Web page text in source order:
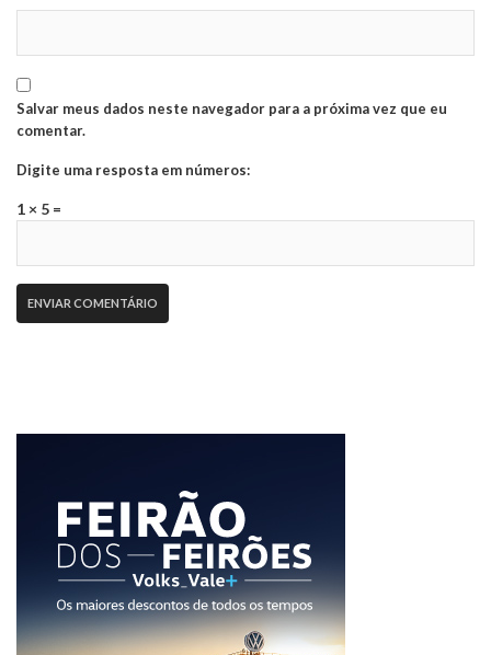
Salvar meus dados neste navegador para a próxima vez que eu
comentar.
Digite uma resposta em números:
1 × 5 =